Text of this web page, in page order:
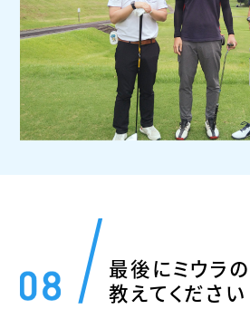
最後にミウラ
教えてください